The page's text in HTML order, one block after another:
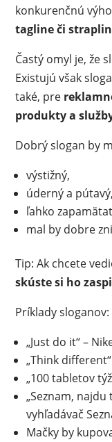
konkurenčnú
tagline či
Častý omyl je, že
Existujú však
také, pre
produkty a
Dobrý slogan by
výstižný,
úderný a pútavý,
ľahko
mal by dobre
Tip: Ak chcete
skúste si ho
Príklady sloganov:
„Just do it“ –
„Think
„100 tabletov
„Seznam,
vyhľadávač
Mačky by